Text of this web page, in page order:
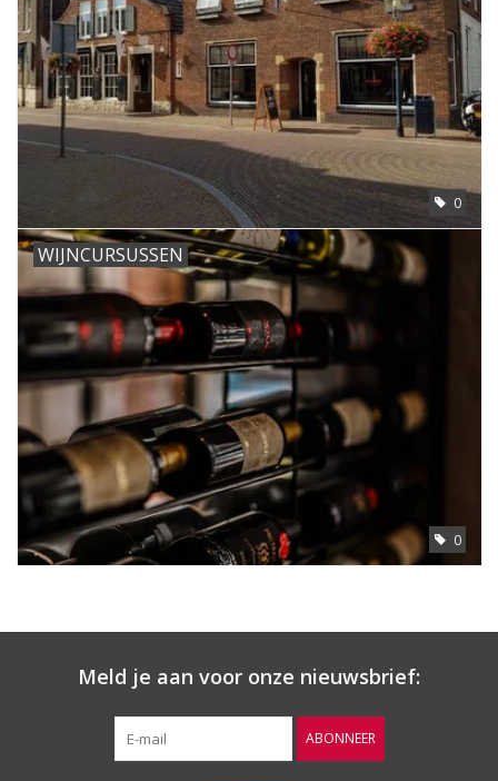
0
WIJNCURSUSSEN
0
Meld je aan voor onze nieuwsbrief:
ABONNEER